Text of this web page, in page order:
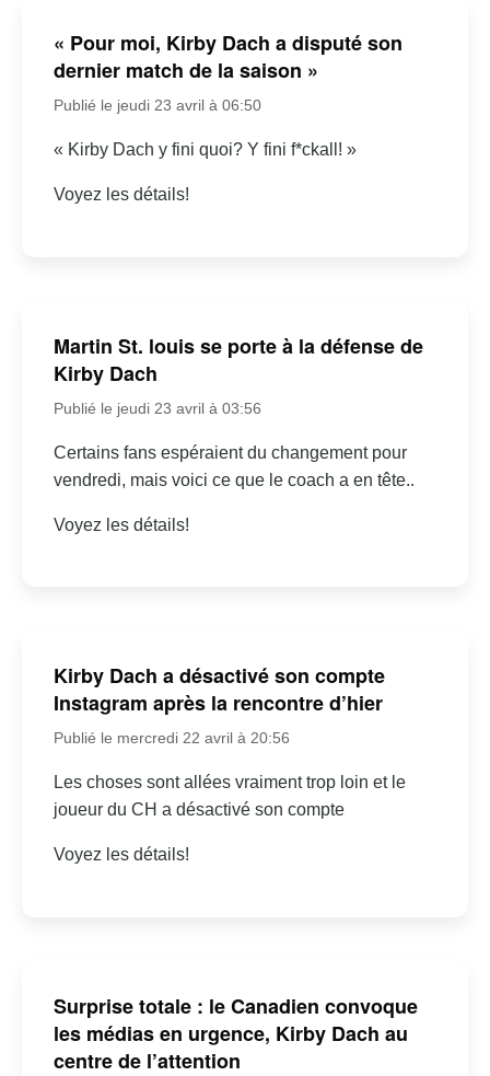
« Pour moi, Kirby Dach a disputé son
dernier match de la saison »
Publié le jeudi 23 avril à 06:50
« Kirby Dach y fini quoi? Y fini f*ckall! »
Voyez les détails!
Martin St. louis se porte à la défense de
Kirby Dach
Publié le jeudi 23 avril à 03:56
Certains fans espéraient du changement pour
vendredi, mais voici ce que le coach a en tête..
Voyez les détails!
Kirby Dach a désactivé son compte
Instagram après la rencontre d’hier
Publié le mercredi 22 avril à 20:56
Les choses sont allées vraiment trop loin et le
joueur du CH a désactivé son compte
Voyez les détails!
Surprise totale : le Canadien convoque
les médias en urgence, Kirby Dach au
centre de l’attention